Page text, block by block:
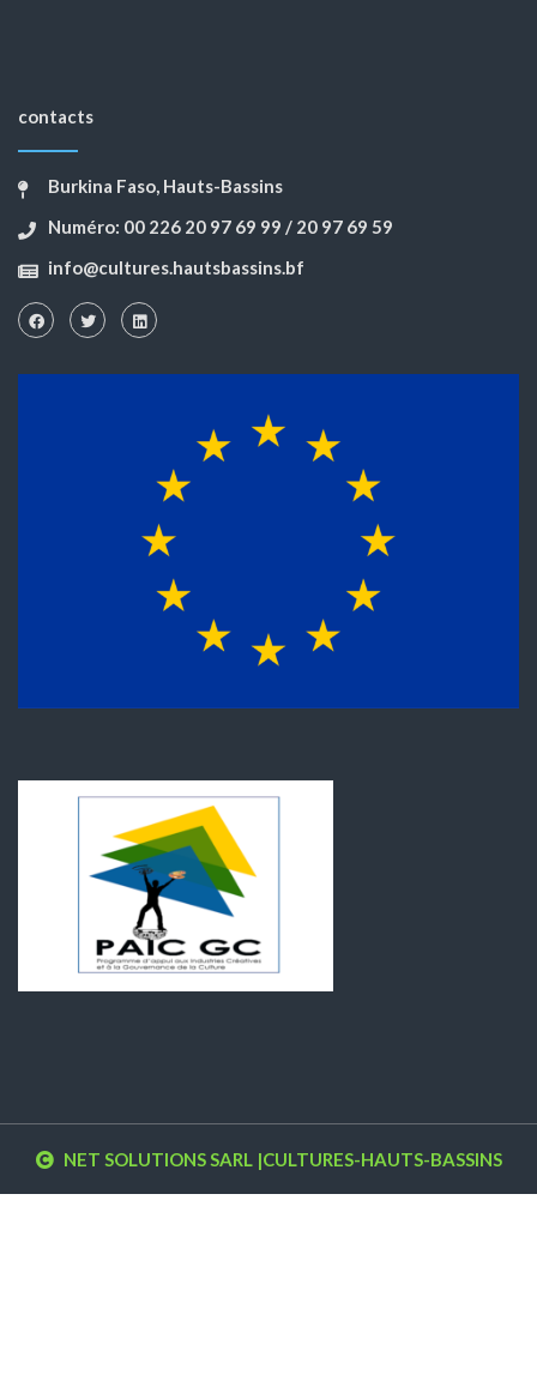
contacts
Burkina Faso, Hauts-Bassins
Numéro: 00 226 20 97 69 99 / 20 97 69 59
info@cultures.hautsbassins.bf
NET SOLUTIONS SARL |CULTURES-HAUTS-BASSINS